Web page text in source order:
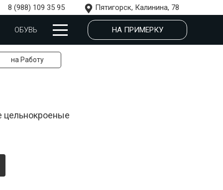
8 (988) 109 35 95 Пятигорск, Калинина, 78
ОБУВЬ НА ПРИМЕРКУ
на Работу